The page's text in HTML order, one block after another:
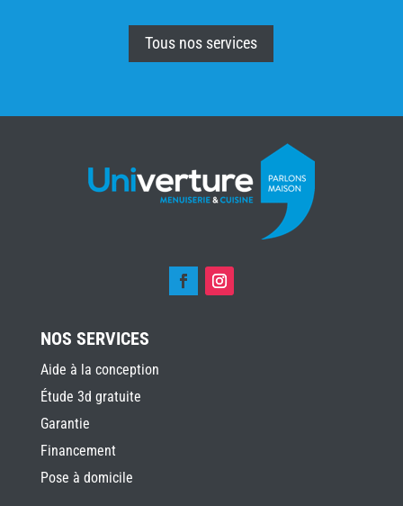
Tous nos services
NOS SERVICES
Aide à la conception
Étude 3d gratuite
Garantie
Financement
Pose à domicile